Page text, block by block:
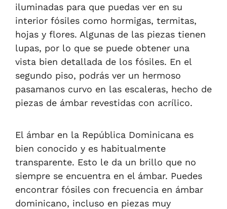
iluminadas para que puedas ver en su
interior fósiles como hormigas, termitas,
hojas y flores. Algunas de las piezas tienen
lupas, por lo que se puede obtener una
vista bien detallada de los fósiles. En el
segundo piso, podrás ver un hermoso
pasamanos curvo en las escaleras, hecho de
piezas de ámbar revestidas con acrílico.
El ámbar en la República Dominicana es
bien conocido y es habitualmente
transparente. Esto le da un brillo que no
siempre se encuentra en el ámbar. Puedes
encontrar fósiles con frecuencia en ámbar
dominicano, incluso en piezas muy